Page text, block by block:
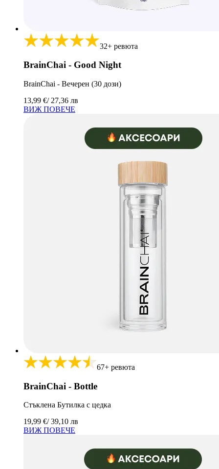
32+ ревюта
BrainChai - Good Night
BrainChai - Вечерен (30 дози)
13,99 €/ 27,36 лв
ВИЖ ПОВЕЧЕ
67+ ревюта
BrainChai - Bottle
Стъклена Бутилка с цедка
19,99 €/ 39,10 лв
ВИЖ ПОВЕЧЕ